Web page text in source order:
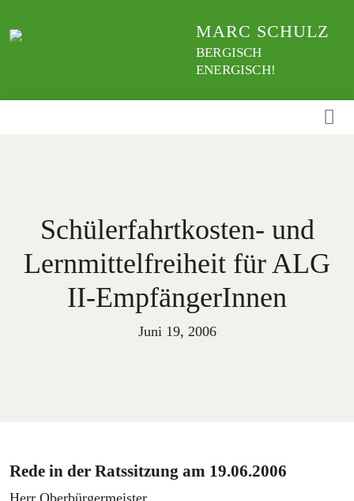
zum
MARC SCHULZ
BERGISCH
ENERGISCH!
Schülerfahrtkosten- und
Lernmittelfreiheit für ALG
II-EmpfängerInnen
Juni 19, 2006
Rede in der Ratssitzung am 19.06.2006
Herr Oberbürgermeister,